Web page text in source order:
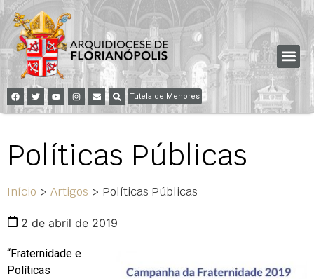
Tutela de Menores
Políticas Públicas
Início > Artigos > Políticas Públicas
2 de abril de 2019
“Fraternidade e
Políticas